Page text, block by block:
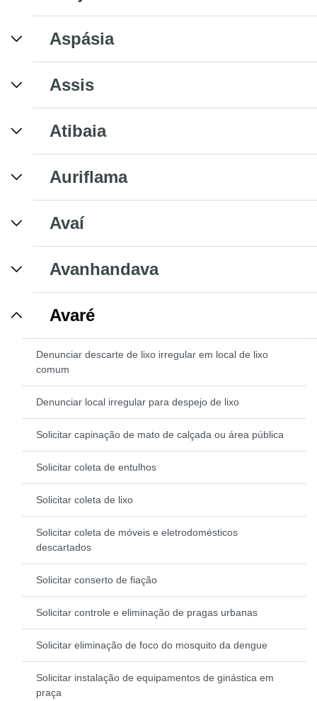
Aspásia
Assis
Atibaia
Auriflama
Avaí
Avanhandava
Avaré
Denunciar descarte de lixo irregular em local de lixo
comum
Denunciar local irregular para despejo de lixo
Solicitar capinação de mato de calçada ou área pública
Solicitar coleta de entulhos
Solicitar coleta de lixo
Solicitar coleta de móveis e eletrodomésticos
descartados
Solicitar conserto de fiação
Solicitar controle e eliminação de pragas urbanas
Solicitar eliminação de foco do mosquito da dengue
Solicitar instalação de equipamentos de ginástica em
praça